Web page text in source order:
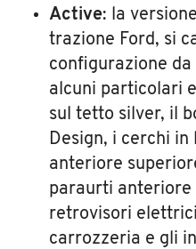
Active: la
trazione Ford, si
configurazione
alcuni particolari
sul tetto silver, il
Design, i cerchi in
anteriore
paraurti anteriore
retrovisori
carrozzeria e gli